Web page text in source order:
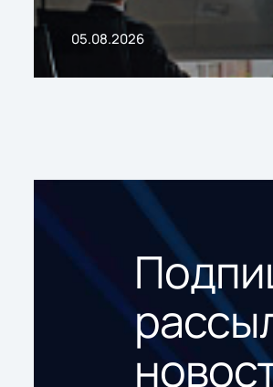
05.08.2026